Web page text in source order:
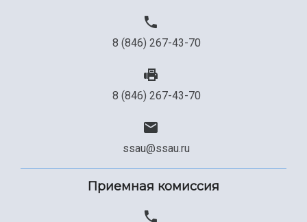
8 (846) 267-43-70
8 (846) 267-43-70
ssau@ssau.ru
Приемная комиссия